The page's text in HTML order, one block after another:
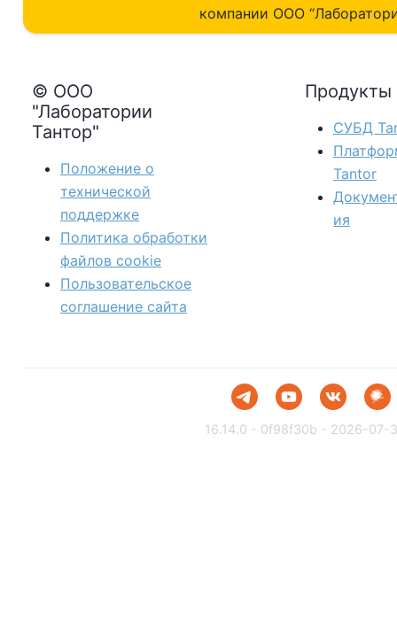
компании ОOO
© ООО
"Лаборатории
Тантор"
Положение о
технической
поддержке
Политика обработки
файлов сookie
Пользовательское
соглашение сайта
Продукты
СУБД
Tantor
ия
16.14.0 - 0f98f30b - 2026-07-